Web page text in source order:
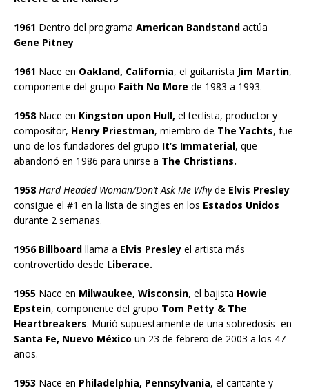
1961 Dentro del programa American Bandstand actúa
Gene Pitney
1961 Nace en Oakland, California, el guitarrista Jim Martin,
componente del grupo Faith No More de 1983 a 1993.
1958 Nace en Kingston upon Hull, el teclista, productor y
compositor, Henry Priestman, miembro de The Yachts, fue
uno de los fundadores del grupo It’s Immaterial, que
abandonó en 1986 para unirse a The Christians.
1958 Hard Headed Woman/Don’t Ask Me Whyde Elvis Presley
consigue el #1 en la lista de singles en los Estados Unidos
durante 2 semanas.
1956 Billboard llama a Elvis Presley el artista más
controvertido desde Liberace.
1955 Nace en Milwaukee, Wisconsin, el bajista Howie
Epstein, componente del grupo Tom Petty & The
Heartbreakers. Murió supuestamente de una sobredosis en
Santa Fe, Nuevo México un 23 de febrero de 2003 a los 47
años.
1953 Nace en Philadelphia, Pennsylvania, el cantante y